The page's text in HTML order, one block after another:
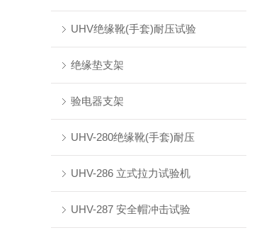
UHV绝缘靴(手套)耐压试验
绝缘垫支架
验电器支架
UHV-280绝缘靴(手套)耐压
UHV-286 立式拉力试验机
UHV-287 安全帽冲击试验